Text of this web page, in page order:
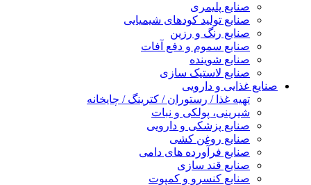
صنایع پلیمری
صنایع تولید کودهای شیمیایی
صنایع رنگ و رزین
صنایع سموم و دفع آفات
صنایع شوینده
صنایع لاستیک سازی
صنایع غذایی و دارویی
تهیه غذا / رستوران / کترینگ / چایخانه
شیرینی، پولکی و نبات
صنایع پزشکی و دارویی
صنایع روغن کشی
صنایع فرآورده های دامی
صنایع قند سازی
صنایع کنسرو و کمپوت